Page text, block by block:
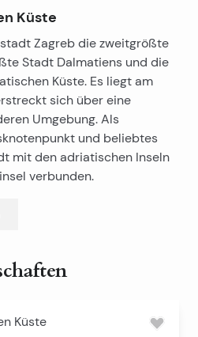
Küste
Zagreb die zweitgrößte
Stadt Dalmatiens und die
Küste. Es liegt am
sich über eine
Umgebung. Als
und beliebtes
mit den adriatischen Inseln
verbunden.
Küste